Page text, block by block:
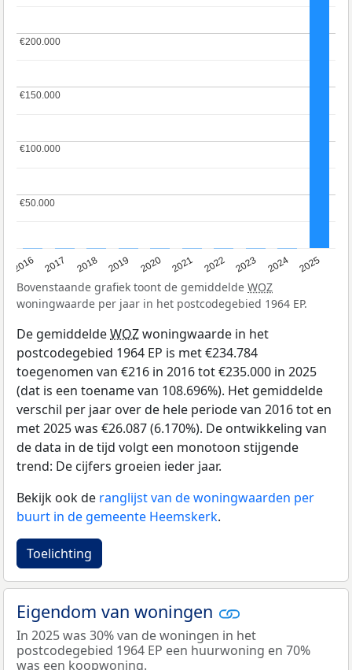
2016 2017 2018 2019 2020 2021 2022 2023 2024 2025
€50.000
€50.000
€100.000
€100.000
€150.000
€150.000
€200.000
€200.000
Bovenstaande grafiek toont de gemiddelde WOZ
woningwaarde per jaar in het postcodegebied 1964 EP.
De gemiddeldeWOZwoningwaarde in het
postcodegebied 1964 EP is met €234.784
toegenomen van €216 in 2016 tot €235.000 in 2025
(dat is een toename van 108.696%). Het gemiddelde
verschil per jaar over de hele periode van 2016 tot en
met 2025 was €26.087 (6.170%). De ontwikkeling van
de data in de tijd volgt een monotoon stijgende
trend: De cijfers groeien ieder jaar.
Bekijk ook de ranglijst van de woningwaarden per
buurt in de gemeente Heemskerk.
Toelichting
Eigendom van woningen
In 2025 was 30% van de woningen in het
postcodegebied 1964 EP een huurwoning en 70%
was een koopwoning.